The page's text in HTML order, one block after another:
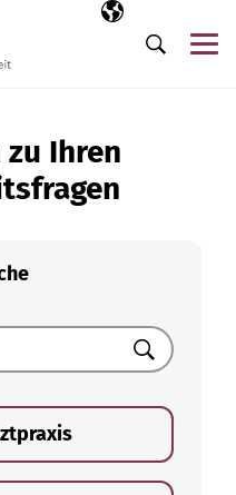
Ausgewählte
DE
Suche
Ihren
Suchen